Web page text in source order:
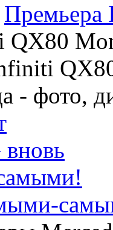
Премьера
- фото,